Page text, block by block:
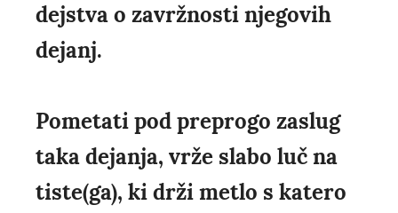
dejstva o zavržnosti njegovih
dejanj.
Pometati pod preprogo zaslug
taka dejanja, vrže slabo luč na
tiste(ga), ki drži metlo s katero